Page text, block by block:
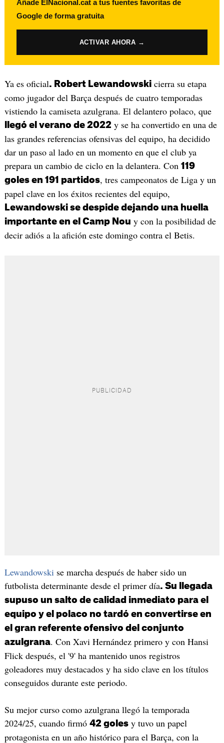
Añade ElNacional.cat a tus fuentes favoritas de
Google de forma gratuita
ACTIVAR AHORA →
Ya es oficial. Robert Lewandowskicierra su etapa
como jugador del Barça después de cuatro temporadas
vistiendo la camiseta azulgrana. El delantero polaco, que
llegó el verano de 2022 y se ha convertido en una de
las grandes referencias ofensivas del equipo, ha decidido
dar un paso al lado en un momento en que el club ya
prepara un cambio de ciclo en la delantera. Con 119
goles en 191 partidos, tres campeonatos de Liga y un
papel clave en los éxitos recientes del equipo,
Lewandowski se despide dejando una huella
importante en el Camp Nou y con la posibilidad de
decir adiós a la afición este domingo contra el Betis.
Lewandowskise marcha después de haber sido un
futbolista determinante desde el primer día. Su llegada
supuso un salto de calidad inmediato para el
equipo y el polaco no tardó en convertirse en
el gran referente ofensivo del conjunto
azulgrana. Con Xavi Hernández primero y con Hansi
Flick después, el '9' ha mantenido unos registros
goleadores muy destacados y ha sido clave en los títulos
conseguidos durante este periodo.
Su mejor curso como azulgrana llegó la temporada
2024/25, cuando firmó 42 golesy tuvo un papel
protagonista en un año histórico para el Barça, con la